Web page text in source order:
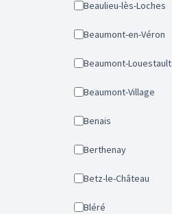
Beaulieu-lès-Loches
Beaumont-en-Véron
Beaumont-Louestault
Beaumont-Village
Benais
Berthenay
Betz-le-Château
Bléré